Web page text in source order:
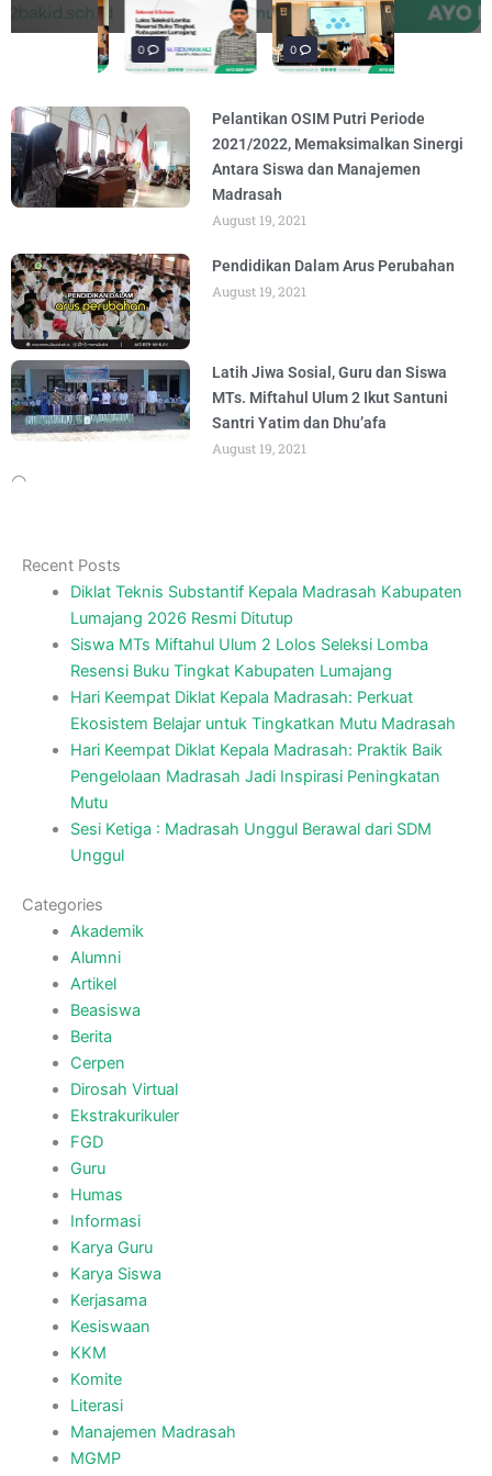
materi “Pengembangan Ekosistem
BY ADMIN AUGUST 6, 2026
penguatan materi bertajuk "Praktik Baik
BY ADMIN AUGUST 6, 2026
penguatan materi "Re-Branding
BY ADMIN AUGUST 5, 2026
materi Literasi Digital yang
BY ADMIN AUGUST 5, 2026
Madrasah" padaAUGUST 4, 2026
materi “Pengembangan Ekosistem
BY ADMIN AUGUST 6, 2026
penguatan materi bertajuk "Praktik Baik
BY ADMIN AUGUST 6, 2026
0
Pelantikan OSIM Putri Periode
2021/2022, Memaksimalkan Sinergi
Antara Siswa dan Manajemen
Madrasah
August 19, 2021
Pendidikan Dalam Arus Perubahan
August 19, 2021
Latih Jiwa Sosial, Guru dan Siswa
MTs. Miftahul Ulum 2 Ikut Santuni
Santri Yatim dan Dhu’afa
August 19, 2021
Recent Posts
Diklat Teknis Substantif Kepala Madrasah Kabupaten
Lumajang 2026 Resmi Ditutup
Siswa MTs Miftahul Ulum 2 Lolos Seleksi Lomba
Resensi Buku Tingkat Kabupaten Lumajang
Hari Keempat Diklat Kepala Madrasah: Perkuat
Ekosistem Belajar untuk Tingkatkan Mutu Madrasah
Hari Keempat Diklat Kepala Madrasah: Praktik Baik
Pengelolaan Madrasah Jadi Inspirasi Peningkatan
Mutu
Sesi Ketiga : Madrasah Unggul Berawal dari SDM
Unggul
Categories
Akademik
Alumni
Artikel
Beasiswa
Berita
Cerpen
Dirosah Virtual
Ekstrakurikuler
FGD
Guru
Humas
Informasi
Karya Guru
Karya Siswa
Kerjasama
Kesiswaan
KKM
Komite
Literasi
Manajemen Madrasah
MGMP